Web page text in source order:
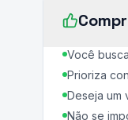
Você
Prioriza
Deseja um
Não se